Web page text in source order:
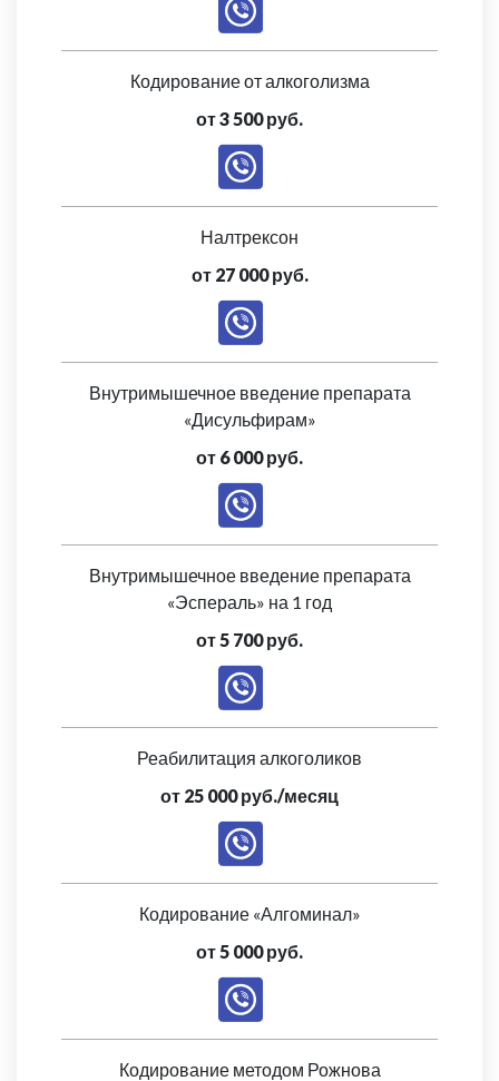
Кодирование от алкоголизма
от 3 500 руб.
Налтрексон
от 27 000 руб.
Внутримышечное введение препарата
«Дисульфирам»
от 6 000 руб.
Внутримышечное введение препарата
«Эспераль» на 1 год
от 5 700 руб.
Реабилитация алкоголиков
от 25 000 руб./месяц
Кодирование «Алгоминал»
от 5 000 руб.
Кодирование методом Рожнова